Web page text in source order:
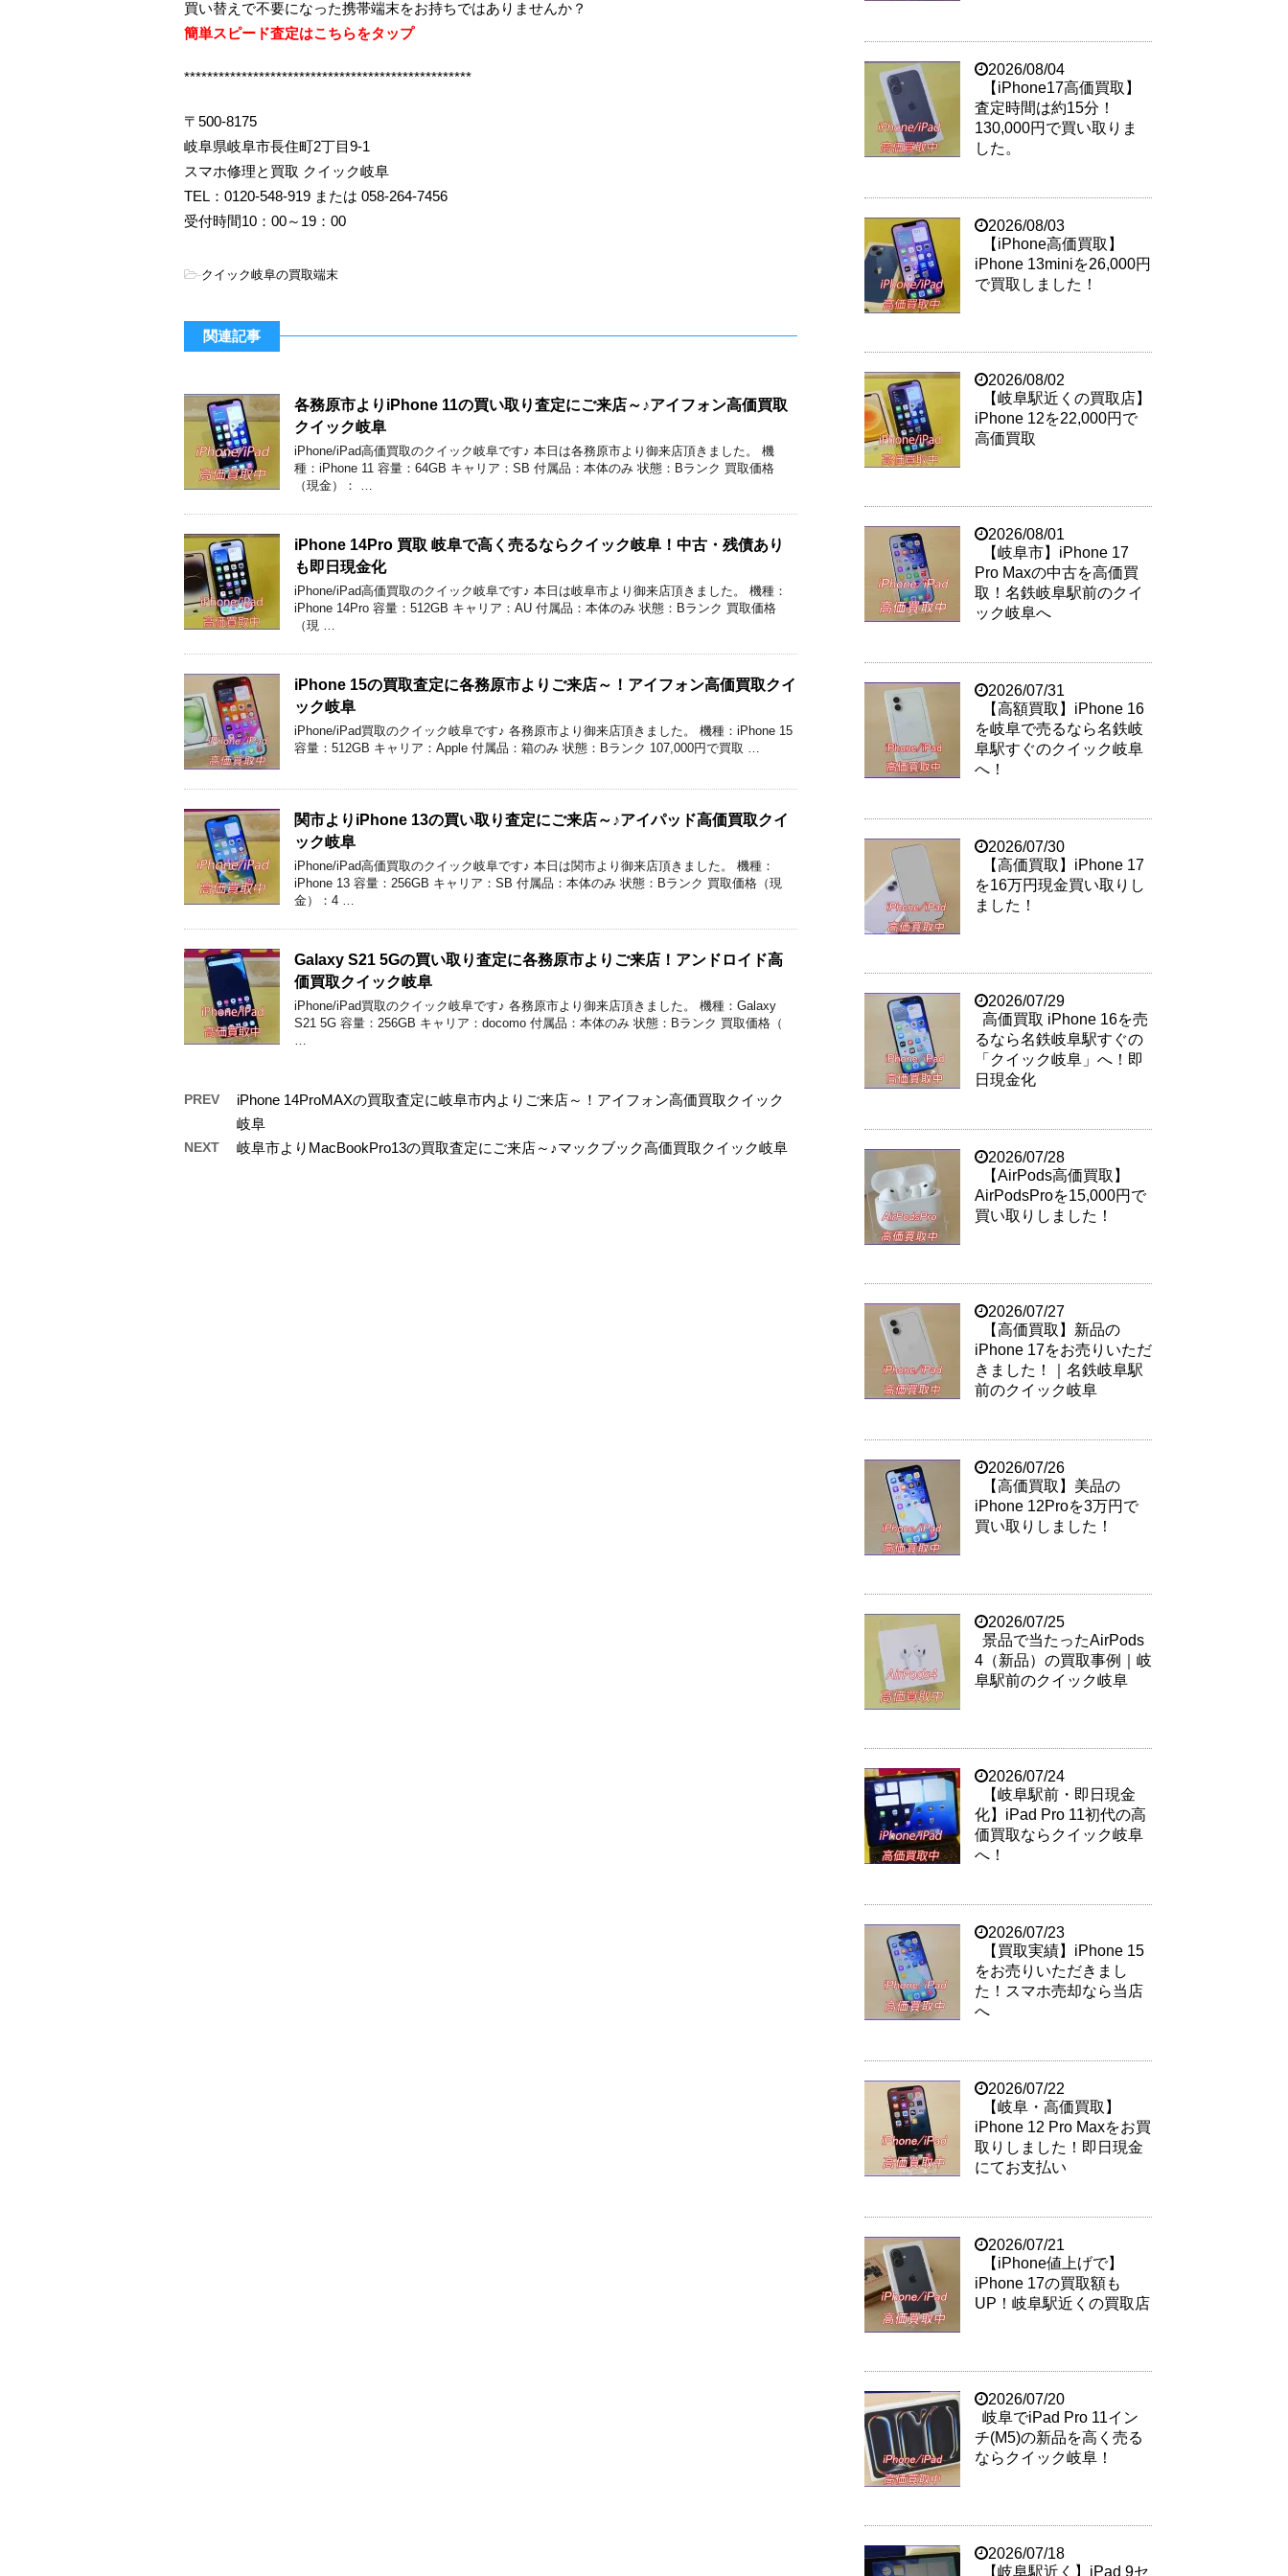
買い替えで不要になった携帯端末をお持ちではありませんか？
簡単スピード査定はこちらをタップ
**************************************************
〒500-8175
岐阜県岐阜市長住町2丁目9-1
スマホ修理と買取 クイック岐阜
TEL：0120-548-919 または 058-264-7456
受付時間10：00～19：00
-クイック岐阜の買取端末
関連記事
各務原市よりiPhone 11の買い取り査定にご来店～♪アイフォン高価買取
クイック岐阜
iPhone/iPad高価買取のクイック岐阜です♪ 本日は各務原市より御来店頂きました。 機
種：iPhone 11 容量：64GB キャリア：SB 付属品：本体のみ 状態：Bランク 買取価格
（現金）： …
iPhone 14Pro 買取 岐阜で高く売るならクイック岐阜！中古・残債あり
も即日現金化
iPhone/iPad高価買取のクイック岐阜です♪ 本日は岐阜市より御来店頂きました。 機種：
iPhone 14Pro 容量：512GB キャリア：AU 付属品：本体のみ 状態：Bランク 買取価格
（現 …
iPhone 15の買取査定に各務原市よりご来店～！アイフォン高価買取クイ
ック岐阜
iPhone/iPad買取のクイック岐阜です♪ 各務原市より御来店頂きました。 機種：iPhone 15
容量：512GB キャリア：Apple 付属品：箱のみ 状態：Bランク 107,000円で買取 …
関市よりiPhone 13の買い取り査定にご来店～♪アイパッド高価買取クイ
ック岐阜
iPhone/iPad高価買取のクイック岐阜です♪ 本日は関市より御来店頂きました。 機種：
iPhone 13 容量：256GB キャリア：SB 付属品：本体のみ 状態：Bランク 買取価格（現
金）：4 …
Galaxy S21 5Gの買い取り査定に各務原市よりご来店！アンドロイド高
価買取クイック岐阜
iPhone/iPad買取のクイック岐阜です♪ 各務原市より御来店頂きました。 機種：Galaxy
S21 5G 容量：256GB キャリア：docomo 付属品：本体のみ 状態：Bランク 買取価格（
…
PREV
iPhone 14ProMAXの買取査定に岐阜市内よりご来店～！アイフォン高価買取クイック
岐阜
NEXT 岐阜市よりMacBookPro13の買取査定にご来店～♪マックブック高価買取クイック岐阜
2026/08/04
【iPhone17高価買取】
査定時間は約15分！
130,000円で買い取りま
した。
2026/08/03
【iPhone高価買取】
iPhone 13miniを26,000円
で買取しました！
2026/08/02
【岐阜駅近くの買取店】
iPhone 12を22,000円で
高価買取
2026/08/01
【岐阜市】iPhone 17
Pro Maxの中古を高価買
取！名鉄岐阜駅前のクイ
ック岐阜へ
2026/07/31
【高額買取】iPhone 16
を岐阜で売るなら名鉄岐
阜駅すぐのクイック岐阜
へ！
2026/07/30
【高価買取】iPhone 17
を16万円現金買い取りし
ました！
2026/07/29
高価買取 iPhone 16を売
るなら名鉄岐阜駅すぐの
「クイック岐阜」へ！即
日現金化
2026/07/28
【AirPods高価買取】
AirPodsProを15,000円で
買い取りしました！
2026/07/27
【高価買取】新品の
iPhone 17をお売りいただ
きました！｜名鉄岐阜駅
前のクイック岐阜
2026/07/26
【高価買取】美品の
iPhone 12Proを3万円で
買い取りしました！
2026/07/25
景品で当たったAirPods
4（新品）の買取事例｜岐
阜駅前のクイック岐阜
2026/07/24
【岐阜駅前・即日現金
化】iPad Pro 11初代の高
価買取ならクイック岐阜
へ！
2026/07/23
【買取実績】iPhone 15
をお売りいただきまし
た！スマホ売却なら当店
へ
2026/07/22
【岐阜・高価買取】
iPhone 12 Pro Maxをお買
取りしました！即日現金
にてお支払い
2026/07/21
【iPhone値上げで】
iPhone 17の買取額も
UP！岐阜駅近くの買取店
2026/07/20
岐阜でiPad Pro 11イン
チ(M5)の新品を高く売る
ならクイック岐阜！
2026/07/18
【岐阜駅近く】iPad 9セ